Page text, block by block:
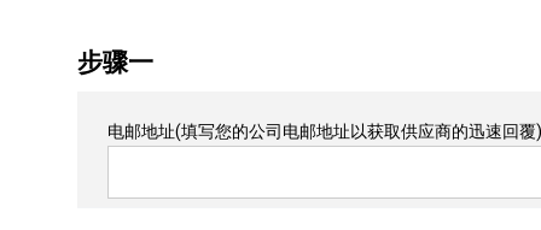
步骤一
电邮地址(填写您的公司电邮地址以获取供应商的迅速回覆)